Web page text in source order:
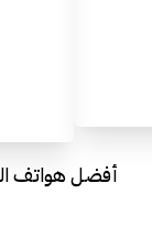
أفضل هواتف